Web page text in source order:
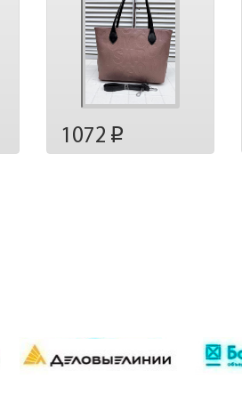
1072 p